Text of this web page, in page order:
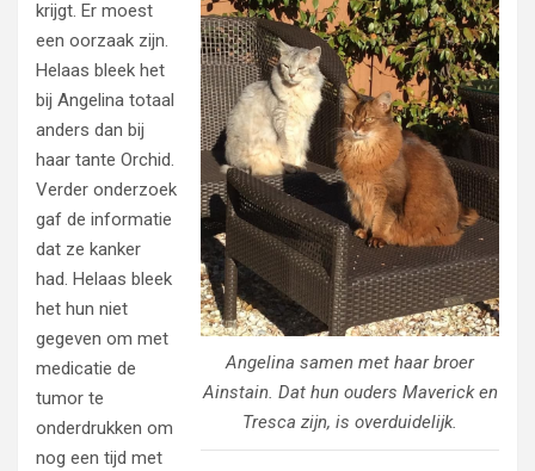
Angelina samen met haar broer
Ainstain. Dat hun ouders Maverick en
Tresca zijn, is overduidelijk.
krijgt. Er moest
een oorzaak zijn.
Helaas bleek het
bij Angelina totaal
anders dan bij
haar tante Orchid.
Verder onderzoek
gaf de informatie
dat ze kanker
had. Helaas bleek
het hun niet
gegeven om met
medicatie de
tumor te
onderdrukken om
nog een tijd met